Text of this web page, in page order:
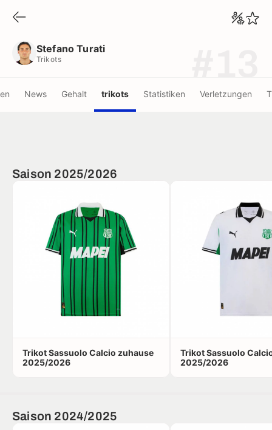
Stefano Turati
Trikots
News Gehalt trikots Statistiken Verletzungen
Saison 2025/2026
Trikot Sassuolo Calcio zuhause
2025/2026
Trikot Sassuolo
2025/2026
Saison 2024/2025